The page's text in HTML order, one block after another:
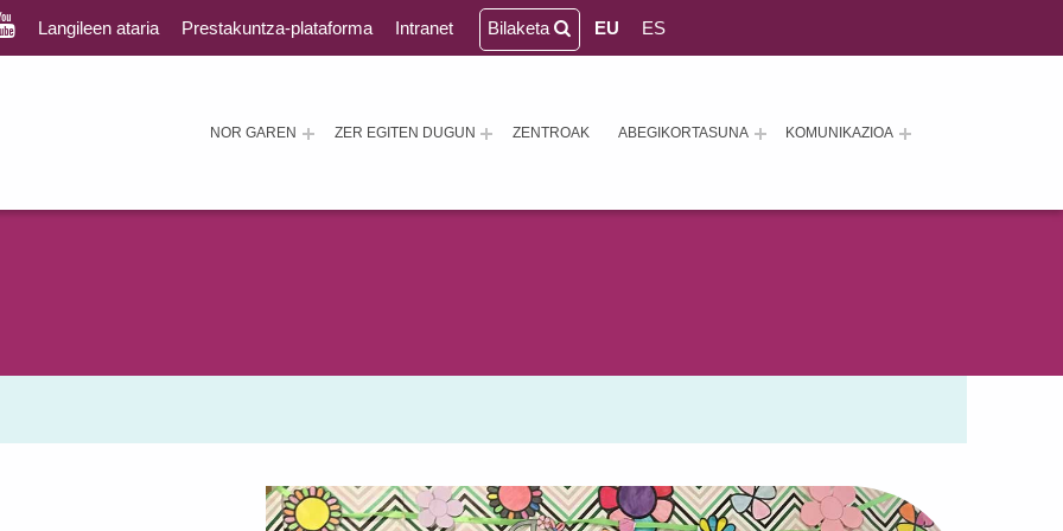
NOR GAREN ZER EGITEN DUGUN ZENTROAK ABEGIKORTASUNA KOMUNIKAZIOA
Langileen ataria Prestakuntza-plataforma Intranet Bilaketa EU ES